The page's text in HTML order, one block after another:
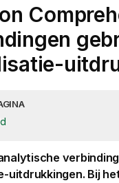
-uitdrukkingen. Bij